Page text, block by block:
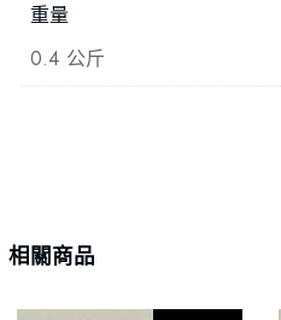
重量
0.4 公斤
相關商品